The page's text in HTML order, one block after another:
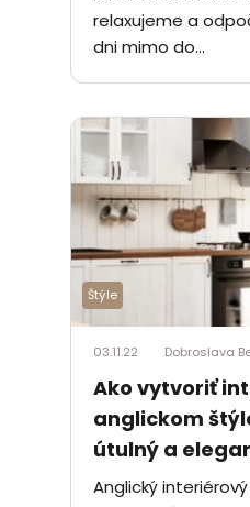
relaxujeme a
dni mimo do...
Štýle
03.11.22 Dobroslava
Ako vytvoriť
anglickom
útulný a
Anglický